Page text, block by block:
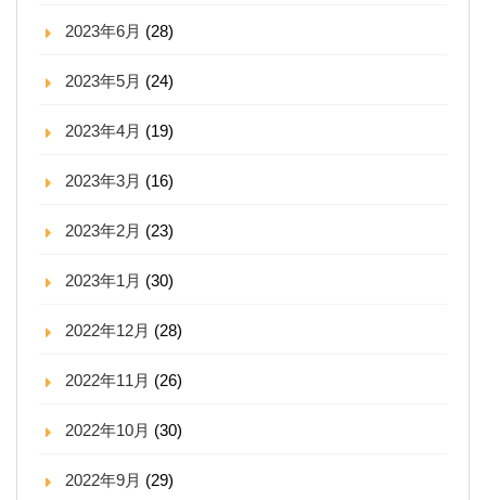
2023年6月 (28)
2023年5月 (24)
2023年4月 (19)
2023年3月 (16)
2023年2月 (23)
2023年1月 (30)
2022年12月 (28)
2022年11月 (26)
2022年10月 (30)
2022年9月 (29)